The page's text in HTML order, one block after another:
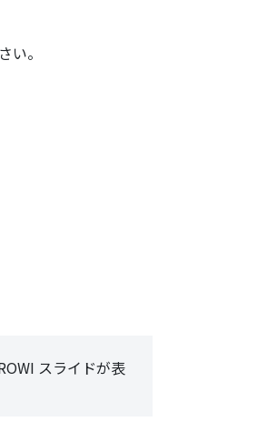
。
スライドが表